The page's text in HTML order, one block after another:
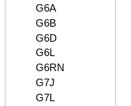
G6A
G6B
G6D
G6L
G6RN
G7J
G7L